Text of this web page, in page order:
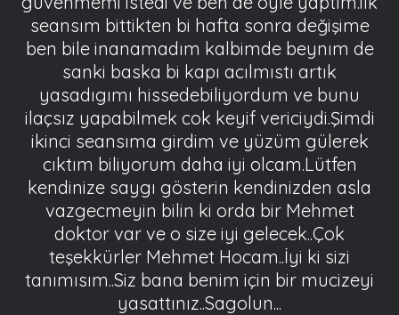
seansım bittikten bi hafta sonra değişime
ben bile inanamadım kalbimde beynım de
sanki baska bi kapı acılmıstı artık
yasadıgımı hissedebiliyordum ve bunu
ilaçsız yapabilmek cok keyif vericiydi.Şimdi
ikinci seansıma girdim ve yüzüm gülerek
cıktım biliyorum daha iyi olcam.Lütfen
kendinize saygı gösterin kendinizden asla
vazgecmeyin bilin ki orda bir Mehmet
doktor var ve o size iyi gelecek..Çok
teşekkürler Mehmet Hocam..İyi ki sizi
tanımısım..Siz bana benim için bir mucizeyi
yasattınız..Sagolun...